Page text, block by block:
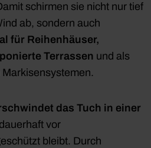
schirmen sie nicht nur tief
ab, sondern auch
für Reihenhäuser,
Terrassen und als
das Tuch in einer
vor
bleibt. Durch